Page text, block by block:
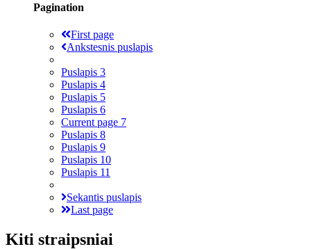
Pagination
First page
Ankstesnis puslapis
Puslapis 3
Puslapis 4
Puslapis 5
Puslapis 6
Current page 7
Puslapis 8
Puslapis 9
Puslapis 10
Puslapis 11
Sekantis puslapis
Last page
Kiti straipsniai